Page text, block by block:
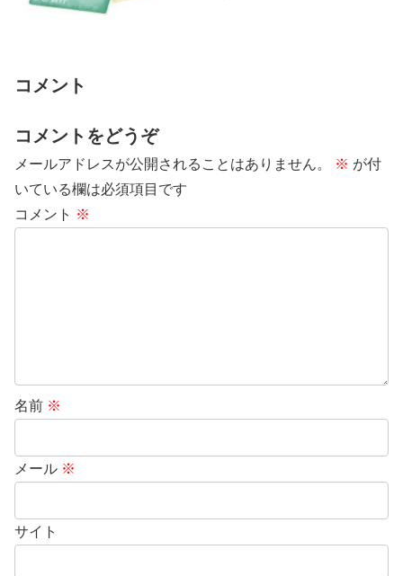
コメント
コメントをどうぞ
メールアドレスが公開されることはありません。 ※ が付
いている欄は必須項目です
コメント ※
名前 ※
メール ※
サイト